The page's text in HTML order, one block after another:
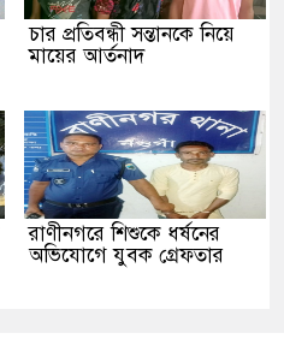
চার প্রতিবন্ধী সন্তানকে নিয়ে
মায়ের আর্তনাদ
রাণীনগরে শিশুকে ধর্ষনের
অভিযোগে যুবক গ্রেফতার